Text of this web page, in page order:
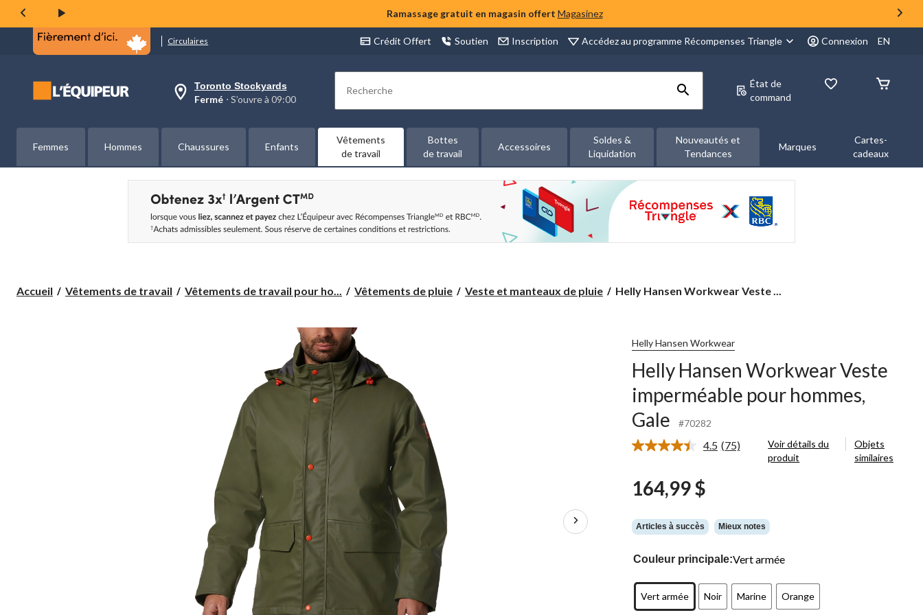
Ramassage gratuit en magasin offert Magasinez
Circulaires Crédit Offert Soutien Inscription Accédez au programme Récompenses Triangle Connexion EN
votre
est
Toronto
Stockyards,
à
à
09:00
cliquer
Toronto Stockyards
Fermé ⋅ S’ouvre à 09:00 Rechercher
État de
command
Femmes Hommes Chaussures Enfants
Vêtements
de travail
Bottes
de travail
Accessoires
Soldes &
Liquidation
Nouveautés et
Tendances
Marques
Cartes-
cadeaux
Accueil Vêtements de travail Vêtements de travail pour ho... Vêtements de pluie Veste et manteaux de pluie
Helly
imperméable
pour
hommes,
Gale
Helly Hansen Workwear Veste ...
Helly Hansen Workwear
Helly Hansen Workwear Veste
imperméable pour hommes,
Gale
#70282
4.5 Lire
la
même
page.
(75)
Voir détails du
produit
Objets
similaires
164,99 $
Articles à succès Mieux notes
Couleur principale:Vert armée
Vert armée Noir Marine Orange